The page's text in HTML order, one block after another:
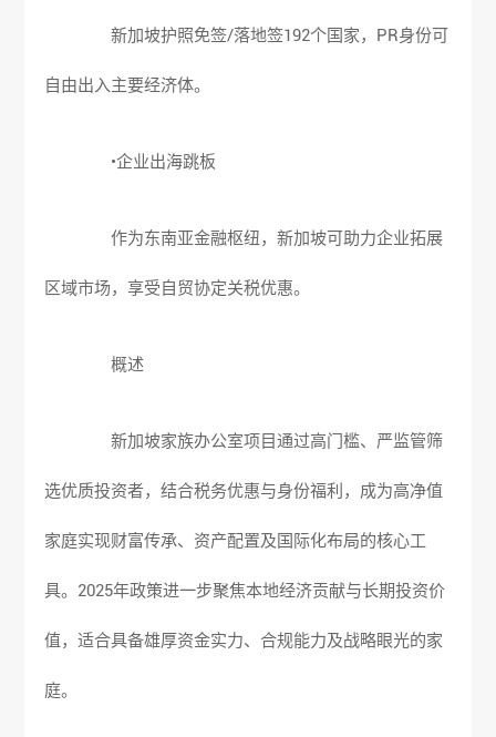
新加坡护照免签/落地签192个国家，PR身份可
自由出入主要经济体。
•企业出海跳板
作为东南亚金融枢纽，新加坡可助力企业拓展
区域市场，享受自贸协定关税优惠。
概述
新加坡家族办公室项目通过高门槛、严监管筛
选优质投资者，结合税务优惠与身份福利，成为高净值
家庭实现财富传承、资产配置及国际化布局的核心工
具。2025年政策进一步聚焦本地经济贡献与长期投资价
值，适合具备雄厚资金实力、合规能力及战略眼光的家
庭。